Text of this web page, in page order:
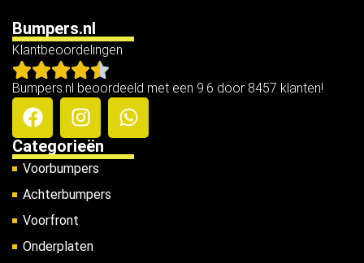
Bumpers.nl
Klantbeoordelingen
Bumpers.nl beoordeeld met een 9.6 door 8457 klanten!
Categorieën
Voorbumpers
Achterbumpers
Voorfront
Onderplaten